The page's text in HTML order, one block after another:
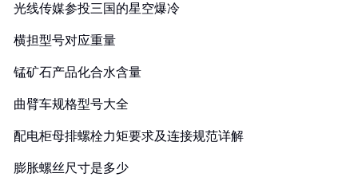
光线传媒参投三国的星空爆冷
横担型号对应重量
锰矿石产品化合水含量
曲臂车规格型号大全
配电柜母排螺栓力矩要求及连接规范详解
膨胀螺丝尺寸是多少